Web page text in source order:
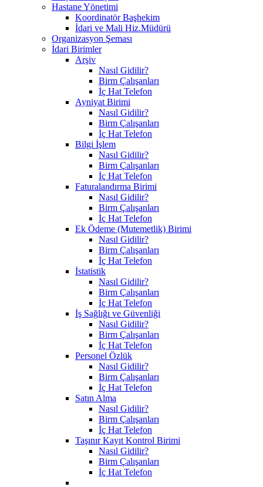
Hastane Yönetimi
Koordinatör Başhekim
İdari ve Mali Hiz.Müdürü
Organizasyon Şeması
İdari Birimler
Arşiv
Nasıl Gidilir?
Birm Çalışanları
İç Hat Telefon
Ayniyat Birimi
Nasıl Gidilir?
Birm Çalışanları
İç Hat Telefon
Bilgi İşlem
Nasıl Gidilir?
Birm Çalışanları
İç Hat Telefon
Faturalandırma Birimi
Nasıl Gidilir?
Birm Çalışanları
İç Hat Telefon
Ek Ödeme (Mutemetlik) Birimi
Nasıl Gidilir?
Birm Çalışanları
İç Hat Telefon
İstatistik
Nasıl Gidilir?
Birm Çalışanları
İç Hat Telefon
İş Sağlığı ve Güvenliği
Nasıl Gidilir?
Birm Çalışanları
İç Hat Telefon
Personel Özlük
Nasıl Gidilir?
Birm Çalışanları
İç Hat Telefon
Satın Alma
Nasıl Gidilir?
Birm Çalışanları
İç Hat Telefon
Taşınır Kayıt Kontrol Birimi
Nasıl Gidilir?
Birm Çalışanları
İç Hat Telefon